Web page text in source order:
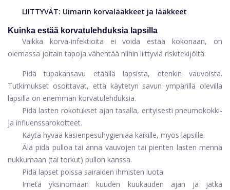
LIITTYVÄT: Uimarin korvalääkkeet ja lääkkeet
Kuinka estää korvatulehduksia lapsilla
Vaikka korva-infektioita ei voida estää kokonaan, on
olemassa joitain tapoja vähentää niihin liittyviä riskitekijöitä:
Pidä tupakansavu etäällä lapsista, etenkin vauvoista.
Tutkimukset osoittavat, että käytetyn savun ympärillä olevilla
lapsilla on enemmän korvatulehduksia.
Pidä lasten rokotukset ajan tasalla, erityisesti pneumokokki-
ja influenssarokotteet.
Käytä hyvää käsienpesuhygieniaa kaikille, myös lapsille.
Älä pidä pulloa tai anna vauvojen tai pienten lasten mennä
nukkumaan (tai torkut) pullon kanssa.
Pidä lapset poissa sairaiden ihmisten luota.
Imetä yksinomaan kuuden kuukauden ajan ja jatka